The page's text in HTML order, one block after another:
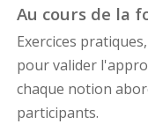
Au cours de la
Exercices
pour valider
chaque notion
participants.